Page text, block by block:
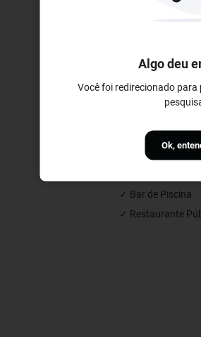
Algo deu
Você foi redirecionado para
Ok,
Restaurantes e
✓ Bar
✓ Bar de Piscina
✓ Restaurante